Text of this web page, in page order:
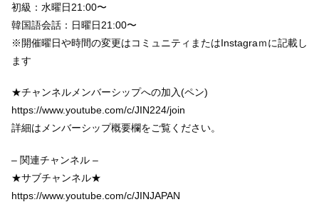
初級：水曜日21:00〜
韓国語会話：日曜日21:00〜
※開催曜日や時間の変更はコミュニティまたはInstagraｍに記載し
ます
★チャンネルメンバーシップへの加入(ペン)
https://www.youtube.com/c/JIN224/join
詳細はメンバーシップ概要欄をご覧ください。
– 関連チャンネル –
★サブチャンネル★
https://www.youtube.com/c/JINJAPAN